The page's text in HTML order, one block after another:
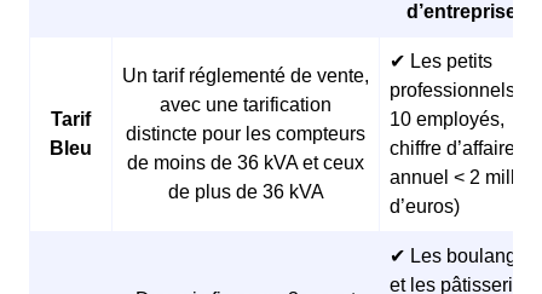
d’entreprises
Tarif
Bleu
Un tarif réglementé de vente,
avec une tarification
distincte pour les compteurs
de moins de 36 kVA et ceux
de plus de 36 kVA
✔ Les petits
professionnels (<
10 employés,
chiffre d’affaires
annuel < 2
d’euros)
✔ Les
et les pâtisseries